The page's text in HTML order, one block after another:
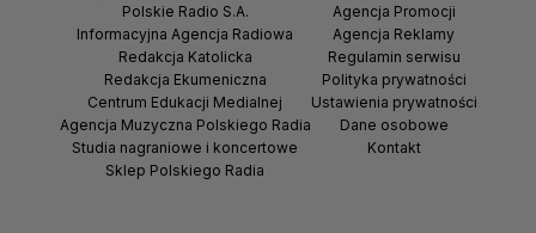
Polskie Radio S.A.
Informacyjna Agencja Radiowa
Redakcja Katolicka
Redakcja Ekumeniczna
Centrum Edukacji Medialnej
Agencja Muzyczna Polskiego Radia
Studia nagraniowe i koncertowe
Sklep Polskiego Radia
Agencja Promocji
Agencja Reklamy
Regulamin serwisu
Polityka prywatności
Ustawienia prywatności
Dane osobowe
Kontakt